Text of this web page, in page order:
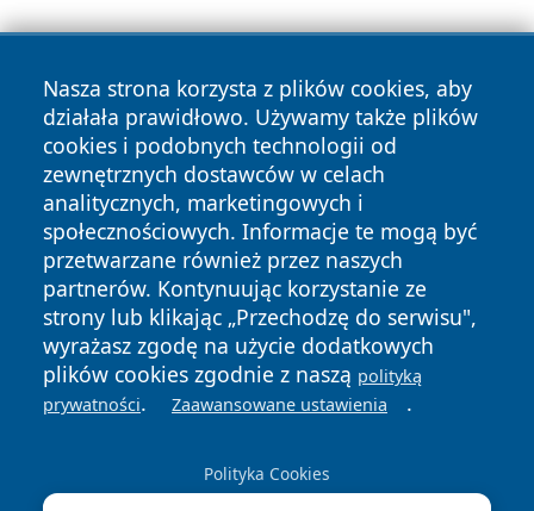
Nasza strona korzysta z plików cookies, aby
działała prawidłowo. Używamy także plików
cookies i podobnych technologii od
zewnętrznych dostawców w celach
analitycznych, marketingowych i
społecznościowych. Informacje te mogą być
przetwarzane również przez naszych
partnerów. Kontynuując korzystanie ze
strony lub klikając „Przechodzę do serwisu",
wyrażasz zgodę na użycie dodatkowych
plików cookies zgodnie z naszą polityką
prywatności. Zaawansowane ustawienia .
Polityka Cookies
Copyright © 2026 zywieconline.pl Wszystkie prawa
zastrzeżone.
News Autorzy
Polityka
Prywatności
Polityka
Cookies